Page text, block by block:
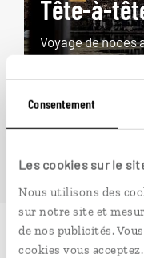
Consentement
Les cookies sur le
Nous utilisons des
sur notre site et
de nos publicités.
cookies vous
Tête-à-
Voyage de noces
St David’s,